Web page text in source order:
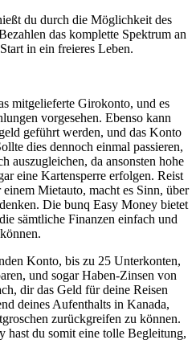
du durch die Möglichkeit des
das komplette Spektrum an
in ein freieres Leben.
mitgelieferte Girokonto, und es
vorgesehen. Ebenso kann
geführt werden, und das Konto
dies dennoch einmal passieren,
auszugleichen, da ansonsten hohe
eine Kartensperre erfolgen. Reist
Mietauto, macht es Sinn, über
Die bunq Easy Money bietet
sämtliche Finanzen einfach und
Konto, bis zu 25 Unterkonten,
und sogar Haben-Zinsen von
dir das Geld für deine Reisen
deines Aufenthalts in Kanada,
zurückgreifen zu können.
hast du somit eine tolle Begleitung,